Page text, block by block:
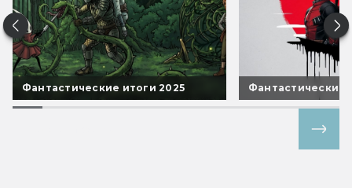
Фантастические итоги 2025 Фантастические